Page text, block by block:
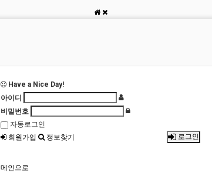
Have a Nice Day!
아이디
비밀번호
자동로그인
로그인
회원가입 정보찾기
메인으로